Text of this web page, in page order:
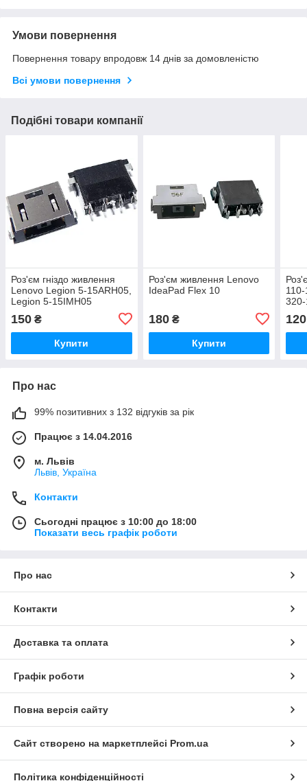
Умови повернення
Повернення товару впродовж 14 днів за домовленістю
Всі умови повернення
Подібні товари компанії
Роз'єм гніздо живлення
Lenovo Legion 5-15ARH05,
Legion 5-15IMH05
150 ₴
Купити
Роз'єм живлення Lenovo
IdeaPad Flex 10
180₴
Купити
120
Про нас
99% позитивних з 132 відгуків за рік
Працює з 14.04.2016
м. Львів
Львів, Україна
Контакти
Сьогодні працює з 10:00 до 18:00
Показати весь графік роботи
Про нас
Контакти
Доставка та оплата
Графік роботи
Повна версія сайту
Сайт створено на маркетплейсі Prom.ua
Політика конфіденційності